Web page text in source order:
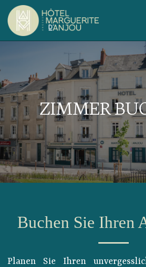
ZIMMER
Buchen Sie Ihren
Planen Sie Ihren